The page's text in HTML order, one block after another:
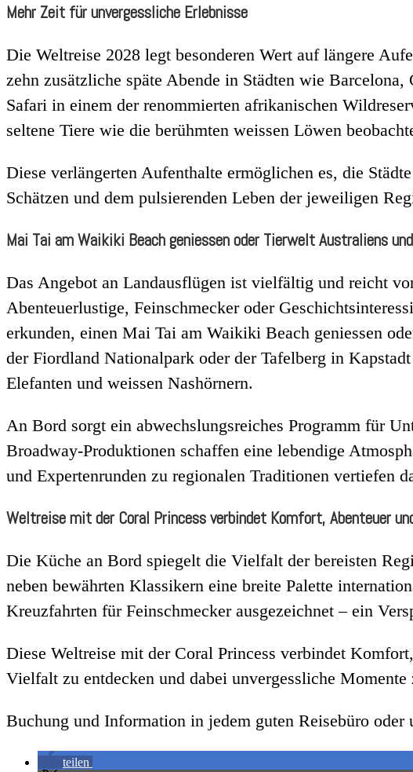
Mehr Zeit für unvergessliche Erlebnisse
Die Weltreise 2028 legt besonderen Wert auf längere
zehn zusätzliche späte Abende in Städten wie
Safari in einem der renommierten afrikanischen
seltene Tiere wie die berühmten weissen Löwen
Diese verlängerten Aufenthalte ermöglichen es, die
Schätzen und dem pulsierenden Leben der jeweiligen
Mai Tai am Waikiki Beach geniessen oder Tierwelt Australiens
Das Angebot an Landausflügen ist vielfältig und reicht
Abenteuerlustige, Feinschmecker oder
erkunden, einen Mai Tai am Waikiki Beach geniessen
der Fiordland Nationalpark oder der Tafelberg in
Elefanten und weissen Nashörnern.
An Bord sorgt ein abwechslungsreiches Programm für
Broadway-Produktionen schaffen eine lebendige
und Expertenrunden zu regionalen Traditionen vertiefen
Weltreise mit der Coral Princess verbindet Komfort, Abenteuer
Die Küche an Bord spiegelt die Vielfalt der bereisten
neben bewährten Klassikern eine breite Palette
Kreuzfahrten für Feinschmecker ausgezeichnet – ein
Diese Weltreise mit der Coral Princess verbindet
Vielfalt zu entdecken und dabei unvergessliche Momente
Buchung und Information in jedem guten Reisebüro oder
teilen